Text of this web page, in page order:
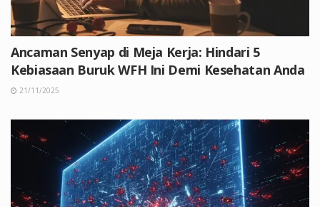
Ancaman Senyap di Meja Kerja: Hindari 5
Kebiasaan Buruk WFH Ini Demi Kesehatan Anda
21/11/2025